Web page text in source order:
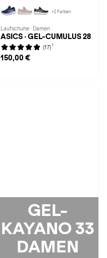
+2 Farben
Laufschuhe · Damen
ASICS · GEL-CUMULUS 28
(17) 1
150,00 €
GEL-
KAYANO 33
DAMEN